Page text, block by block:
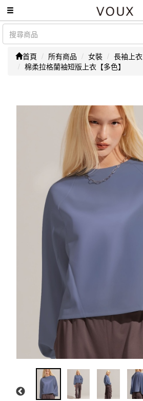
首頁 所有商品 女裝
長袖上衣
棉柔拉格蘭袖短版上衣【多色】